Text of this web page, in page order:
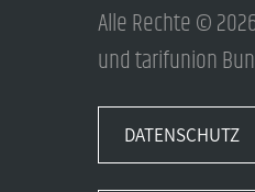
Alle Rechte ©
und tarifunion
DATENSCHUTZ